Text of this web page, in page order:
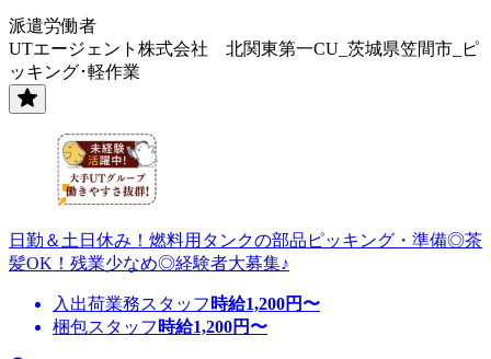
派遣労働者
UTエージェント株式会社 北関東第一CU_茨城県笠間市_ピ
ッキング･軽作業
日勤＆土日休み！燃料用タンクの部品ピッキング・準備◎茶
髪OK！残業少なめ◎経験者大募集♪
入出荷業務スタッフ 時給1,200円〜
梱包スタッフ 時給1,200円〜